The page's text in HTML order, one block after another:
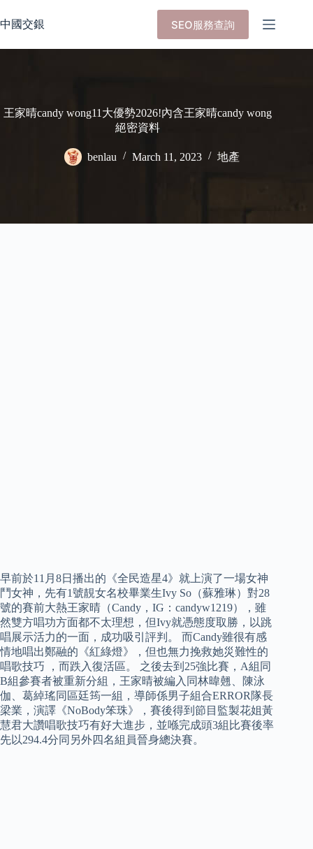
to
content
中國交銀 SEO服務查詢
王家晴candy wong11大優勢2026!內含王家晴candy wong
絕密資料
benlau March 11, 2023 地產
早前於11月8日播出的《全民造星4》就上演了一場女神
鬥女神，先有1號靚女名校畢業生Ivy So（蘇雅琳）對28
號的賽前大熱王家晴（Candy，IG：candyw1219），雖
然雙方唱功方面都不太理想，但Ivy就憑態度取勝，以跳
唱展示活力的一面，成功吸引評判。 而Candy雖很有感
情地唱出鄭融的《紅綠燈》，但也無力挽救她災難性的
唱歌技巧 ，而跌入復活區。 之後去到25強比賽，A組同
B組參賽者被重新分組，王家晴被編入同林暐翹、陳泳
伽、葛綽瑤同區廷筠一組，導師係男子組合ERROR隊長
梁業，演譯《NoBody笨珠》，賽後得到節目監製花姐黃
慧君大讚唱歌技巧有好大進步，並喺完成頭3組比賽後率
先以294.4分同另外四名組員晉身總決賽。